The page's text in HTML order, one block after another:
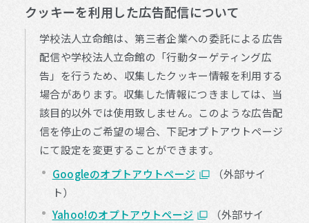
クッキーを利用した広告配信について
学校法人立命館は、第三者企業への委託による広告
配信や学校法人立命館の「行動ターゲティング広
告」を行うため、収集したクッキー情報を利用する
場合があります。収集した情報につきましては、当
該目的以外では使用致しません。このような広告配
信を停止のご希望の場合、下記オプトアウトページ
にて設定を変更することができます。
Googleのオプトアウトページ
（外部サイ
ト）
Yahoo!のオプトアウトページ
（外部サイ